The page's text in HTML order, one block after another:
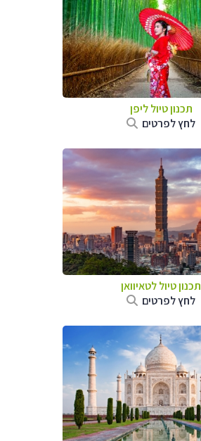
תכנון טיולליפן
לחץ לפרטים
תכנון טיוללטאיוואן
לחץ לפרטים